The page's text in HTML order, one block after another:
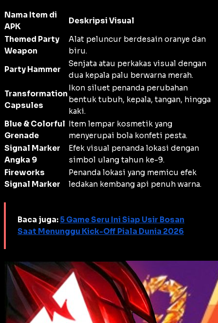
Nama Item di
APK
Deskripsi Visual
Themed Party
Weapon
Alat peluncur berdesain oranye dan
biru.
Party Hammer
Senjata atau perkakas visual dengan
dua kepala palu berwarna merah.
Transformation
Capsules
Ikon siluet penanda perubahan
bentuk tubuh, kepala, tangan, hingga
kaki.
Blue & Colorful
Grenade
Item lempar kosmetik yang
menyerupai bola konfeti pesta.
Signal Marker
Angka 9
Efek visual penanda lokasi dengan
simbol ulang tahun ke-9.
Fireworks
Signal Marker
Penanda lokasi yang memicu efek
ledakan kembang api penuh warna.
Baca juga: 5 Game Seru Ini Siap Usir Bosan
Saat Menunggu Kick-Off Piala Dunia 2026